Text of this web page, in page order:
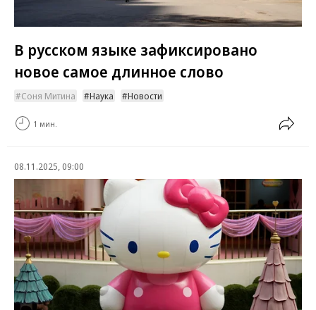
В русском языке зафиксировано
новое самое длинное слово
Соня Митина Наука Новости
1 мин.
08.11.2025, 09:00